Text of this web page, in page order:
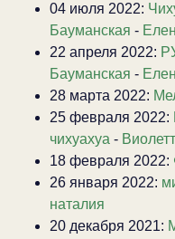
04 июля 2022:
Бауманская -
22 апреля 2022:
Бауманская -
28 марта 2022:
25 февраля 2022:
чихуахуа -
18 февраля 2022:
26 января 2022:
наталия
20 декабря 2021: